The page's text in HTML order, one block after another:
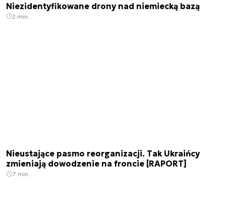
Niezidentyfikowane drony nad niemiecką bazą
2 min.
Nieustające pasmo reorganizacji. Tak Ukraińcy
zmieniają dowodzenie na froncie [RAPORT]
7 min.